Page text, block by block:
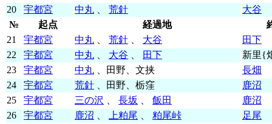
20
宇都宮 中丸 荒針
大谷
№
起点 経過地
21
宇都宮 中丸 荒針 大谷
田下
22
宇都宮 中丸 大谷 田下
新里{
23
宇都宮 中丸 、田野、文挟
長畑
24
宇都宮 荒針 、田野、栃窪
鹿沼
25
宇都宮 三の沢 長坂 飯田
鹿沼
26
宇都宮 鹿沼 上粕尾 粕尾峠
足尾